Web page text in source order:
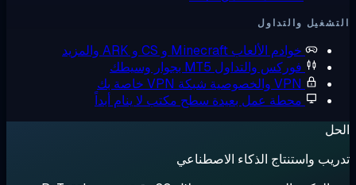
والتداول
خوادم الألعابMinecraft و CS و ARK والمزيد
فوركس والتداول MT5 بجوار وسيطك
VPN والخصوصية
شبكة VPN خاصة بك
محطة عمل بعيدةسطح مكتب لا ينام أبداً
واستنتاج الذكاء الاصطناعي